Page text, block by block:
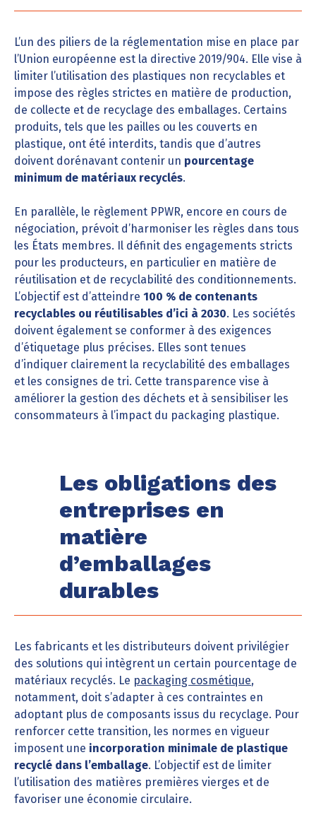
L’un des piliers de la réglementation mise en place par
l’Union européenne est la directive 2019/904. Elle vise à
limiter l’utilisation des plastiques non recyclables et
impose des règles strictes en matière de production,
de collecte et de recyclage des emballages. Certains
produits, tels que les pailles ou les couverts en
plastique, ont été interdits, tandis que d’autres
doivent dorénavant contenir un pourcentage
minimum de matériaux recyclés.
En parallèle, le règlement PPWR, encore en cours de
négociation, prévoit d’harmoniser les règles dans tous
les États membres. Il définit des engagements stricts
pour les producteurs, en particulier en matière de
réutilisation et de recyclabilité des conditionnements.
L’objectif est d’atteindre 100 % de contenants
recyclables ou réutilisables d’ici à 2030. Les sociétés
doivent également se conformer à des exigences
d’étiquetage plus précises. Elles sont tenues
d’indiquer clairement la recyclabilité des emballages
et les consignes de tri. Cette transparence vise à
améliorer la gestion des déchets et à sensibiliser les
consommateurs à l’impact du packaging plastique.
Les obligations des
entreprises en
matière
d’emballages
durables
Les fabricants et les distributeurs doivent privilégier
des solutions qui intègrent un certain pourcentage de
matériaux recyclés. Le packaging cosmétique,
notamment, doit s’adapter à ces contraintes en
adoptant plus de composants issus du recyclage. Pour
renforcer cette transition, les normes en vigueur
imposent une incorporation minimale de plastique
recyclé dans l’emballage. L’objectif est de limiter
l’utilisation des matières premières vierges et de
favoriser une économie circulaire.